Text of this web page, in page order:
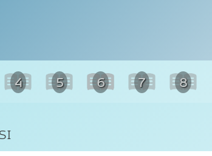
4 5 6 7 8